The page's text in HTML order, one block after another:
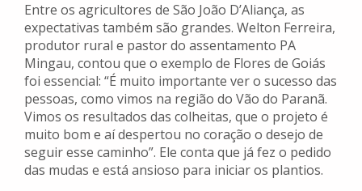
Entre os agricultores de São João D’Aliança, as
expectativas também são grandes. Welton Ferreira,
produtor rural e pastor do assentamento PA
Mingau, contou que o exemplo de Flores de Goiás
foi essencial: “É muito importante ver o sucesso das
pessoas, como vimos na região do Vão do Paranã.
Vimos os resultados das colheitas, que o projeto é
muito bom e aí despertou no coração o desejo de
seguir esse caminho”. Ele conta que já fez o pedido
das mudas e está ansioso para iniciar os plantios.